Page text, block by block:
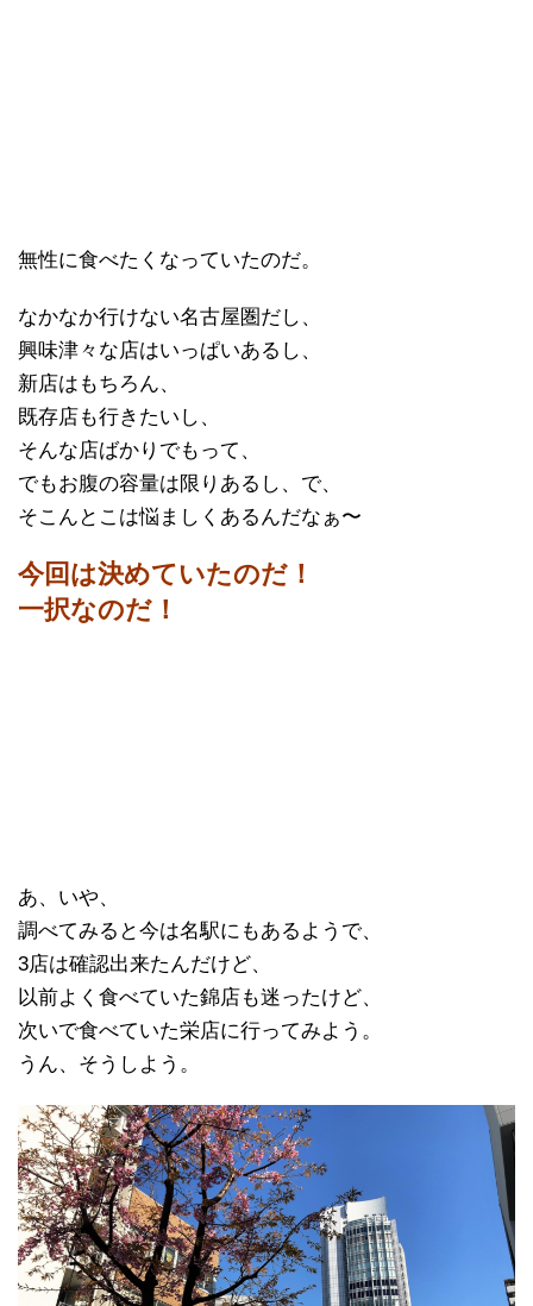
無性に食べたくなっていたのだ。
なかなか行けない名古屋圏だし、
興味津々な店はいっぱいあるし、
新店はもちろん、
既存店も行きたいし、
そんな店ばかりでもって、
でもお腹の容量は限りあるし、で、
そこんとこは悩ましくあるんだなぁ〜
今回は決めていたのだ！
一択なのだ！
あ、いや、
調べてみると今は名駅にもあるようで、
3店は確認出来たんだけど、
以前よく食べていた錦店も迷ったけど、
次いで食べていた栄店に行ってみよう。
うん、そうしよう。